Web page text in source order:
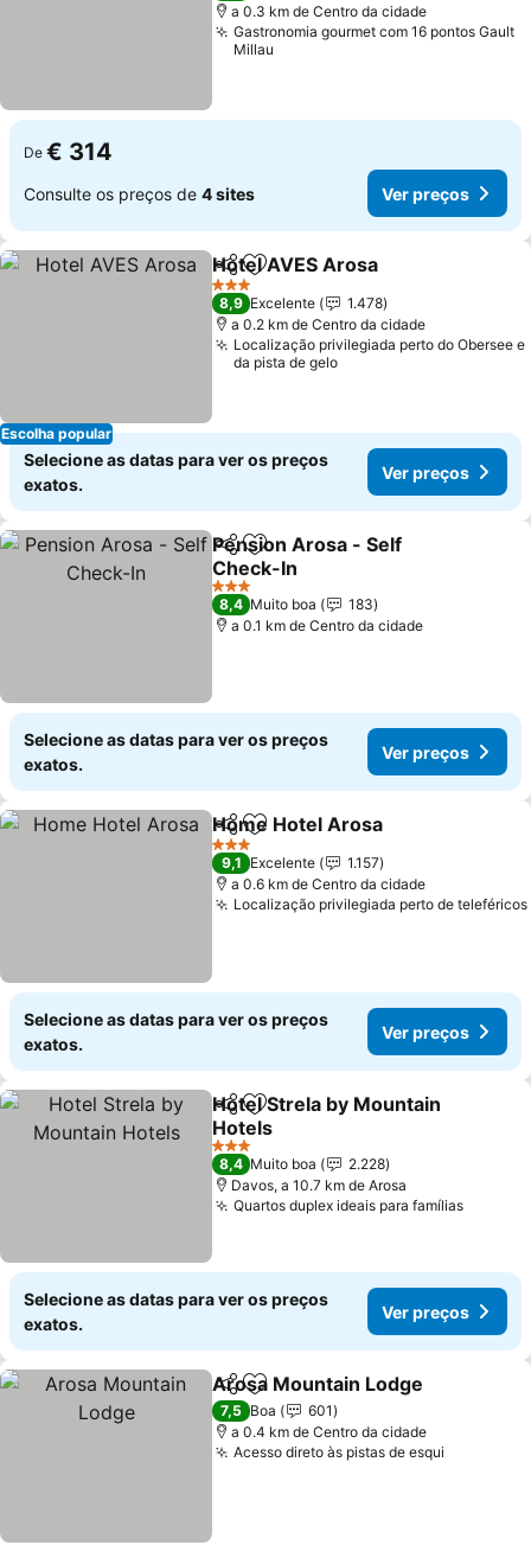
a 0.3 km de Centro da cidade
Gastronomia gourmet com 16 pontos Gault
Millau
De € 314
Consulte os preços de 4 sites Ver preços
Escolha popular
PartilharAdicionar aos favoritos
Hotel AVES Arosa
3 Estrelas
8,9 Excelente
1.478
a 0.2 km de Centro da cidade
Localização privilegiada perto do Obersee e
da pista de gelo
Selecione as datas para ver os preços
exatos.
Ver preços
PartilharAdicionar aos favoritos
Pension Arosa - Self
Check-In
3 Estrelas
8,4 Muito boa
183
a 0.1 km de Centro da cidade
Selecione as datas para ver os preços
exatos.
Ver preços
PartilharAdicionar aos favoritos
Home Hotel Arosa
3 Estrelas
9,1 Excelente
1.157
a 0.6 km de Centro da cidade
Localização privilegiada perto de teleféricos
Selecione as datas para ver os preços
exatos.
Ver preços
PartilharAdicionar aos favoritos
Hotel Strela by Mountain
Hotels
3 Estrelas
8,4 Muito boa
2.228
Davos, a 10.7 km de Arosa
Quartos duplex ideais para famílias
Selecione as datas para ver os preços
exatos.
Ver preços
PartilharAdicionar aos favoritos
Arosa Mountain Lodge
7,5 Boa
601
a 0.4 km de Centro da cidade
Acesso direto às pistas de esqui